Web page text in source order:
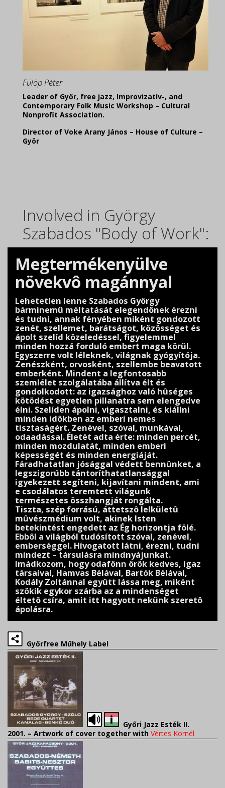
Fülöp Péter
Leader of Győr, free jazz, Improvizatív-, and
Contemporary Folk Music Workshop – Cultural
Nonprofit Association.
Director of Voke Arany János – House of Culture –
Györ
Involved in György
Szabados "Body of Work":
Megtermékenyülve
növekvô magánnyal
Lehetetlen lenne Szabados György
bárminemû méltatását elegendônek érezni
és tudni, annak fényében miként gondozott
zenét, szellemet, barátságot, közösséget és
ápolt szelíd közeledéssel, figyelemmel
minden hozzá forduló embert maga körül.
Egyszerre volt léleknek, világnak gyógyítója.
Zenészként, orvosként, szellembe beavatott
emberként. Mindent a legfontosabb
szemlélet szolgálatába állítva élt és
gondolkodott: az igazsághoz való hûséges
kötödést egyetlen pillanatra sem elengedve
élni. Szelíden ápolni, vigasztalni, és kiállni
minden idôkben az emberi nemes
tisztaságért. Zenével, szóval, munkával,
odaadással. Életét adta érte: minden percét,
minden mozdulatát, minden emberi
képességét és minden energiáját.
Fáradhatatlan jósággal védett bennünket, a
legszigorúbb tántoríthatatlansággal
igyekezett segíteni, kijavítani mindent, ami
e csodálatos teremtett világunk
természetes összhangját rongálta.
Tiszta, szép forrású, áttetszô lelkületû
mûvészmédium volt, akinek Isten
betekintést engedett az Ég horizontja fölé.
Ebbôl a világból tudósított szóval, zenével,
emberséggel. Hívogatott látni, érezni, tudni
mindezt – társulásra mindnyájunkat.
Imádkozom, hogy odafönn örök kedves, igaz
társaival, Hamvas Bélával, Bartók Bélával,
KodályZoltánnal együtt lássa meg, miként
szökik egykor szárba az a mindenséget
éltetô csíra, amit itt hagyott nekünk szeretô
ápolásra.
Győrfree Műhely Label
Győri Jazz Esték II.
2001. – Artwork of cover together with Vértes Kornél